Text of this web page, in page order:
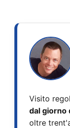
Visito
dal giorno
oltre